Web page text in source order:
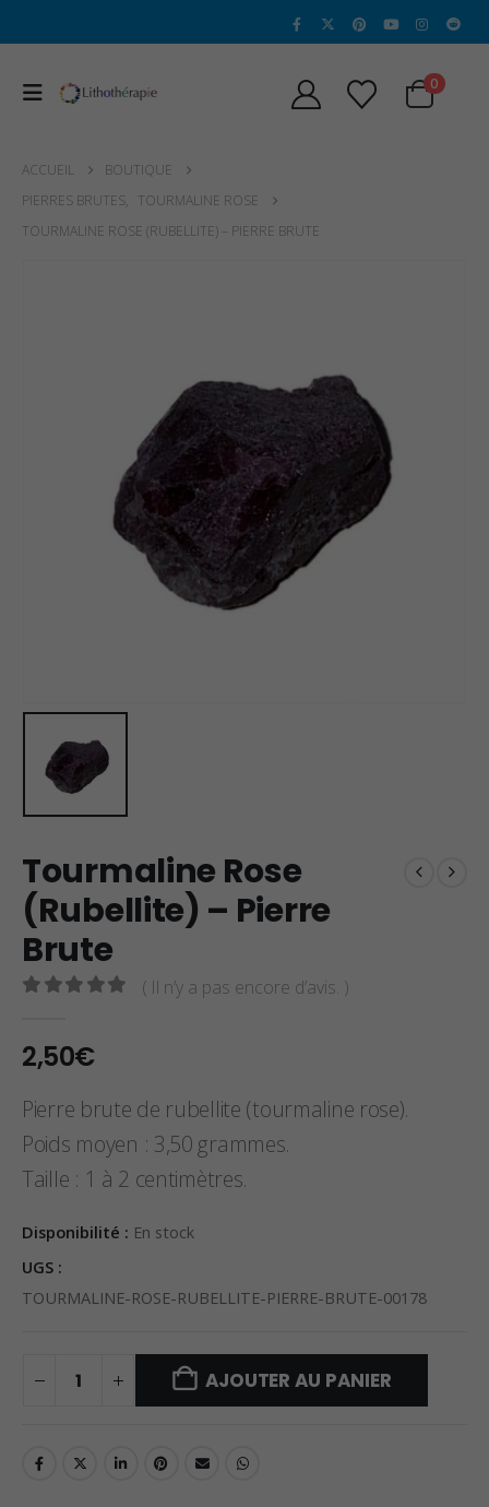
0
ACCUEIL
BOUTIQUE
PIERRES BRUTES, TOURMALINE ROSE
TOURMALINE ROSE (RUBELLITE) – PIERRE BRUTE
Tourmaline Rose
(Rubellite) – Pierre
Brute
( Il n’y a pas encore d’avis. )
2,50€
Pierre brute de rubellite (tourmaline rose).
Poids moyen : 3,50 grammes.
Taille : 1 à 2 centimètres.
Disponibilité : En stock
UGS :
TOURMALINE-ROSE-RUBELLITE-PIERRE-BRUTE-00178
AJOUTER AU PANIER